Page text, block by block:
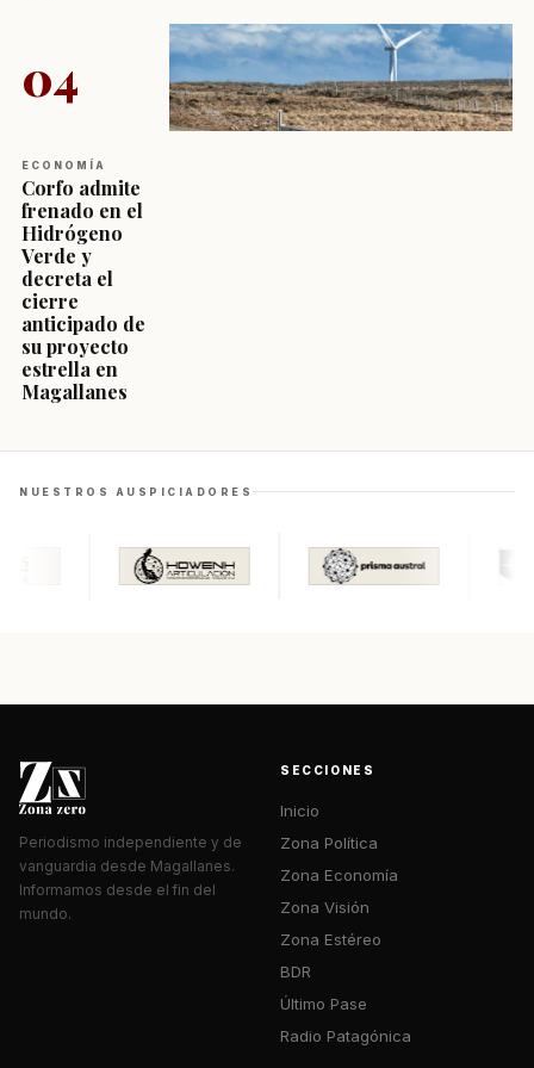
04
ECONOMÍA
Corfo admite
frenado en el
Hidrógeno
Verde y
decreta el
cierre
anticipado de
su proyecto
estrella en
Magallanes
NUESTROS AUSPICIADORES
Periodismo independiente y de
vanguardia desde Magallanes.
Informamos desde el fin del
mundo.
SECCIONES
Inicio
Zona Política
Zona Economía
Zona Visión
Zona Estéreo
BDR
Último Pase
Radio Patagónica